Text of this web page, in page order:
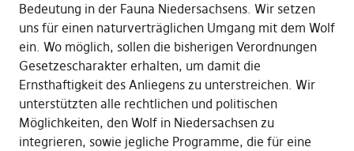
Bedeutung in der Fauna Niedersachsens. Wir setzen
uns für einen naturverträglichen Umgang mit dem Wolf
ein. Wo möglich, sollen die bisherigen Verordnungen
Gesetzescharakter erhalten, um damit die
Ernsthaftigkeit des Anliegens zu unterstreichen. Wir
unterstützten alle rechtlichen und politischen
Möglichkeiten, den Wolf in Niedersachsen zu
integrieren, sowie jegliche Programme, die für eine